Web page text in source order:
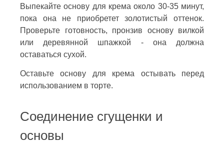
Выпекайте основу для крема около 30-35 минут,
пока она не приобретет золотистый оттенок.
Проверьте готовность, пронзив основу вилкой
или деревянной шпажкой - она должна
оставаться сухой.
Оставьте основу для крема остывать перед
использованием в торте.
Соединение сгущенки и
основы